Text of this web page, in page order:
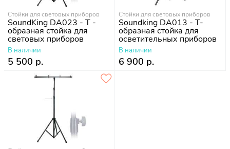
Стойки для световых приборов
SoundKing DA023 - Т -
образная стойка для
световых приборов
В наличии
5 500 р.
Стойки для световых приборов
Soundking DA013 - Т-
образная стойка для
осветительных приборов
В наличии
6 900 р.